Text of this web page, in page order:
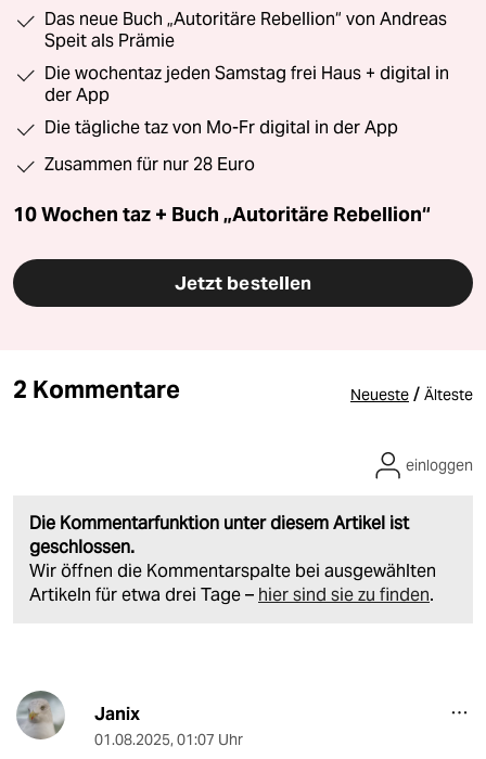
Das neue Buch „Autoritäre Rebellion“ von Andreas
Speit als Prämie
Die wochentaz jeden Samstag frei Haus + digital in
der App
Die tägliche taz von Mo-Fr digital in der App
Zusammen für nur 28 Euro
10 Wochen taz + Buch „Autoritäre Rebellion“
Jetzt bestellen
2 Kommentare Neueste / Älteste
Die Kommentarfunktion unter diesem Artikel ist
geschlossen.
Wir öffnen die Kommentarspalte bei ausgewählten
Artikeln für etwa drei Tage – hier sind sie zu finden.
einloggen
Janix
01.08.2025, 01:07 Uhr